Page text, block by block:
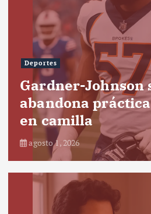
Deportes
Gardner-Johnson
abandona
en camilla
agosto 1, 2026